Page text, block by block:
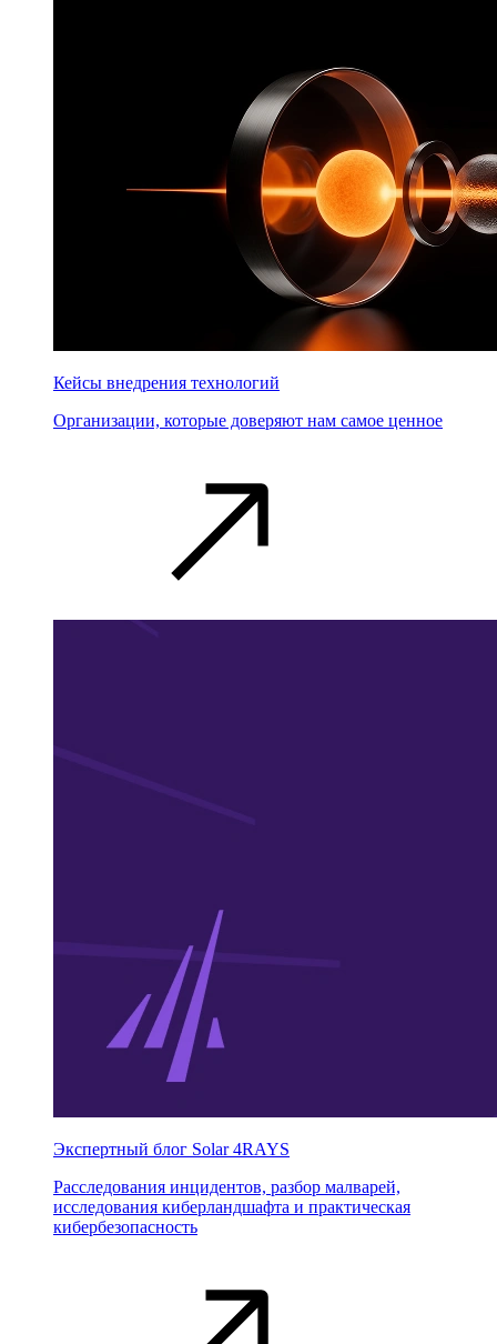
Кейсы внедрения технологий
Организации, которые доверяют нам самое ценное
Экспертный блог Solar 4RAYS
Расследования инцидентов, разбор малварей,
исследования киберландшафта и практическая
кибербезопасность